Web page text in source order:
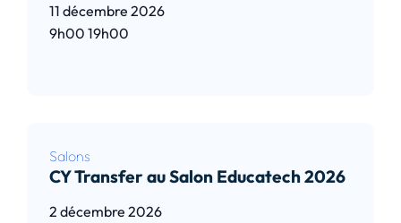
11 décembre 2026
9h00 19h00
Salons
CY Transfer au Salon Educatech 2026
2 décembre 2026